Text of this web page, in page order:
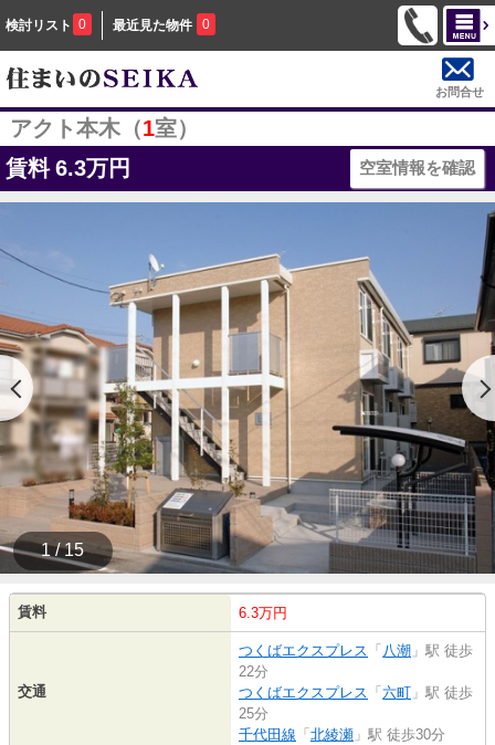
検討リスト 0 最近見た物件 0
お問合せ
アクト本木（1室）
賃料 6.3万円 空室情報を確認
1 / 15
賃料 6.3万円
交通
つくばエクスプレス 「 八潮 」駅 徒歩
22分
つくばエクスプレス 「 六町 」駅 徒歩
25分
千代田線 「 北綾瀬 」駅 徒歩30分